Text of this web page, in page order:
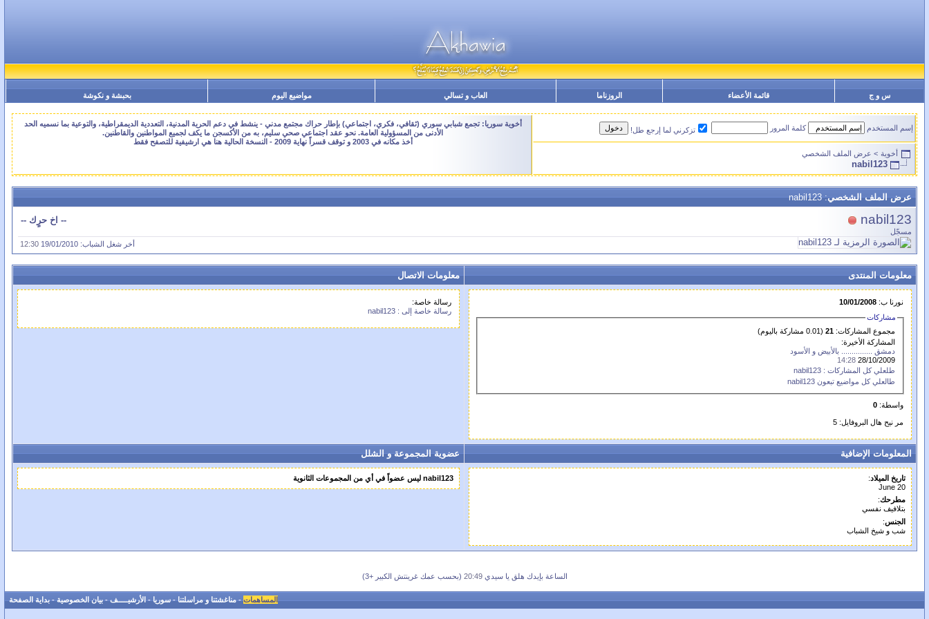
س و ج قائمة الأعضاء الروزناما العاب و تسالي مواضيع اليوم بحبشة و نكوشة
إسم المستخدم كلمة المرور تزكرني لما إرجع طل!
أخوية سوريا: تجمع شبابي سوري (ثقافي، فكري، اجتماعي) بإطار حراك مجتمع مدني - ينشط في دعم الحرية المدنية، التعددية الديمقراطية، والتوعية بما نسميه الحد
الأدنى من المسؤولية العامة. نحو عقد اجتماعي صحي سليم، به من الأكسجن ما يكف لجميع المواطنين والقاطنين.
أخذ مكانه في 2003 و توقف قسراً نهاية 2009 - النسخة الحالية هنا هي ارشيفية للتصفح فقط
أخوية > عرض الملف الشخصي
nabil123
عرض الملف الشخصي: nabil123
-- اخ حرٍك -- nabil123
مسجّل
أخر شغل الشباب: 19/01/2010
12:30
معلومات المنتدى معلومات الاتصال
نورنا ب: 10/01/2008
مشاركات
مجموع المشاركات:21 (0.01 مشاركة باليوم)
المشاركة الأخيرة:
دمشق ............... بالأبيض و الأسود
28/10/2009
14:28
طلعلي كل المشاركات : nabil123
طالعلي كل مواضيع تبعون nabil123
واسطة: 0
مر نيح هال البروفايل: 5
رسالة خاصة:
رسالة خاصة إلى : nabil123
المعلومات الإضافية عضوية المجموعة و الشلل
تاريخ الميلاد:
June 20
مطرحك:
بتلافيف نفسي
الجنس:
شب و شيخ الشباب
nabil123 ليس عضواً في أي من المجموعات الثانوية
الساعة بإيدك هلق يا سيدي20:49 (بحسب عمك غرينتش الكبير +3)
المساهمات-مناغشتنا و مراسلتنا-سوريا-الأرشيـــــف-بيان الخصوصية-بداية الصفحة